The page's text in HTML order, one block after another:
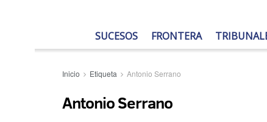
SUCESOS FRONTERA
Inicio Etiqueta Antonio Serrano
Antonio Serrano